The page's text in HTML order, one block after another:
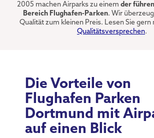
2005 machen Airparks zu einem der
Bereich Flughafen-Parken. Wir
Qualität zum kleinen Preis. Lesen Sie gern
Qualitätsversprechen.
Die Vorteile von
Flughafen Parken
Dortmund mit
auf einen Blick